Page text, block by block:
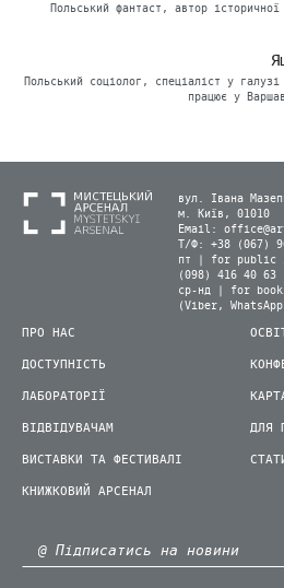
Польський фантаст, автор історичної
Польський соціолог, спеціаліст у
працює у
вул. Івана
м. Київ, 01010
Email:
Т/Ф: +38 (067)
пт | for public
(098) 416 40 63
ср-нд | for
(Viber,
ПРО НАС
ДОСТУПНІСТЬ
ЛАБОРАТОРІЇ
ВІДВІДУВАЧАМ
ВИСТАВКИ ТА ФЕСТИВАЛІ
КНИЖКОВИЙ АРСЕНАЛ
ДЛЯ